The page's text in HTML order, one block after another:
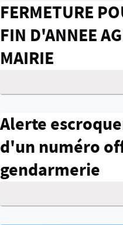
FERMETURE
FIN D'ANNEE
MAIRIE
Alerte
d'un numéro
gendarmerie